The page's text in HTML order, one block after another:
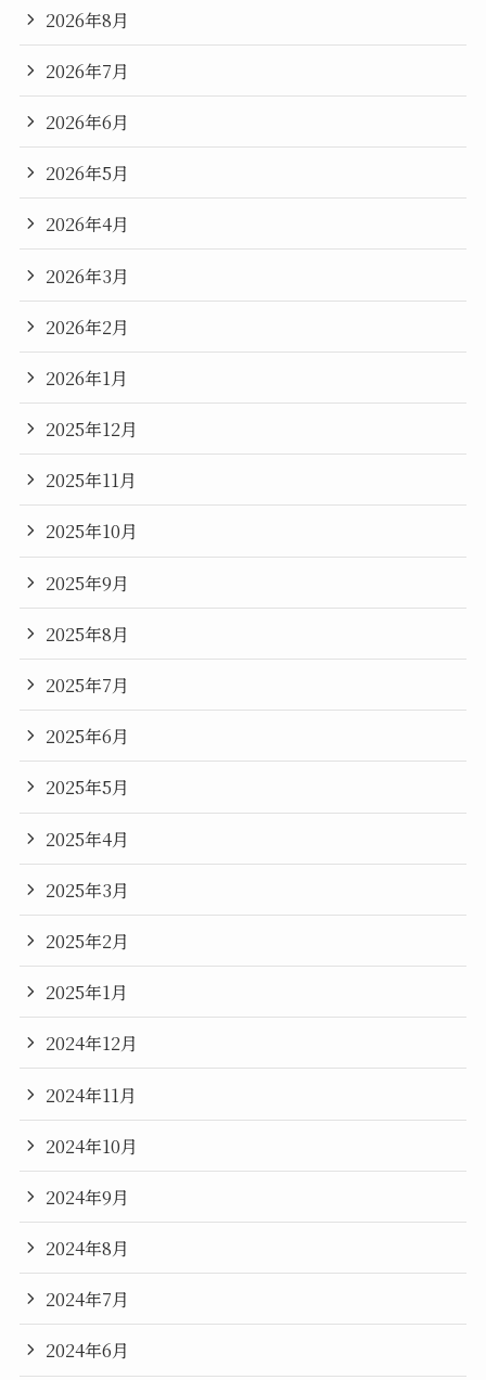
2026年8月
2026年7月
2026年6月
2026年5月
2026年4月
2026年3月
2026年2月
2026年1月
2025年12月
2025年11月
2025年10月
2025年9月
2025年8月
2025年7月
2025年6月
2025年5月
2025年4月
2025年3月
2025年2月
2025年1月
2024年12月
2024年11月
2024年10月
2024年9月
2024年8月
2024年7月
2024年6月